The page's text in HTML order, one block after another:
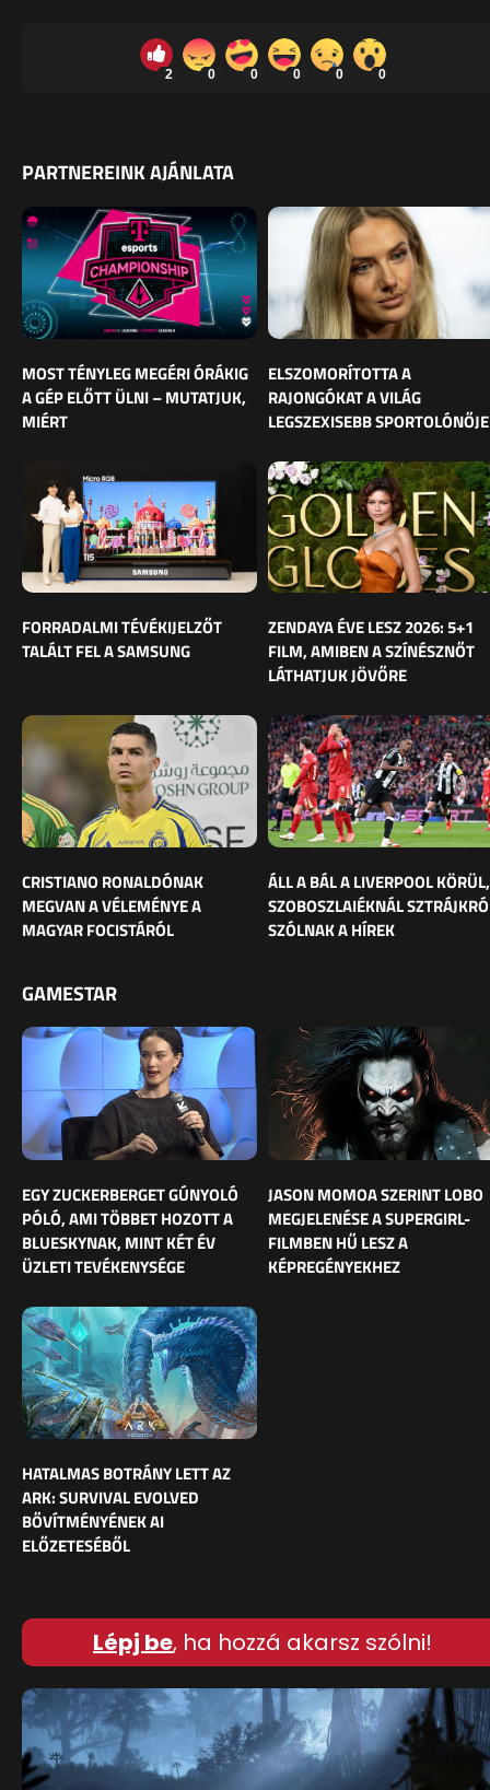
2 0 0 0 0 0
PARTNEREINK AJÁNLATA
MOST TÉNYLEG MEGÉRI ÓRÁKIG
A GÉP ELŐTT ÜLNI – MUTATJUK,
MIÉRT
ELSZOMORÍTOTTA A
RAJONGÓKAT A VILÁG
LEGSZEXISEBB SPORTOLÓNŐJE
FORRADALMI TÉVÉKIJELZŐT
TALÁLT FEL A SAMSUNG
ZENDAYA ÉVE LESZ 2026: 5+1
FILM, AMIBEN A SZÍNÉSZNŐT
LÁTHATJUK JÖVŐRE
CRISTIANO RONALDÓNAK
MEGVAN A VÉLEMÉNYE A
MAGYAR FOCISTÁRÓL
ÁLL A BÁL A LIVERPOOL KÖRÜL,
SZOBOSZLAIÉKNÁL
SZÓLNAK A HÍREK
GAMESTAR
EGY ZUCKERBERGET GÚNYOLÓ
PÓLÓ, AMI TÖBBET HOZOTT A
BLUESKYNAK, MINT KÉT ÉV
ÜZLETI TEVÉKENYSÉGE
JASON MOMOA SZERINT LOBO
MEGJELENÉSE A SUPERGIRL-
FILMBEN HŰ LESZ A
KÉPREGÉNYEKHEZ
HATALMAS BOTRÁNY LETT AZ
ARK: SURVIVAL EVOLVED
BŐVÍTMÉNYÉNEK AI
ELŐZETESÉBŐL
Lépj be, ha hozzá akarsz szólni!